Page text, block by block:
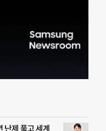
난제 풀고 세계